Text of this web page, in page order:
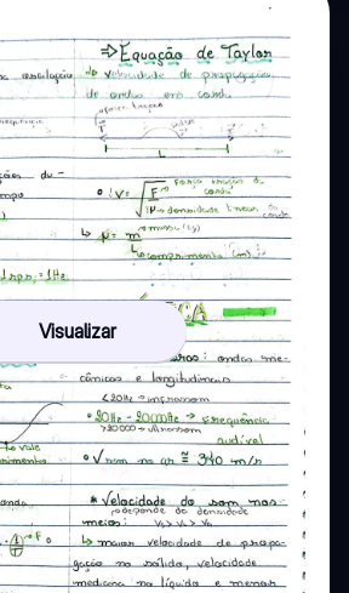
Visualizar